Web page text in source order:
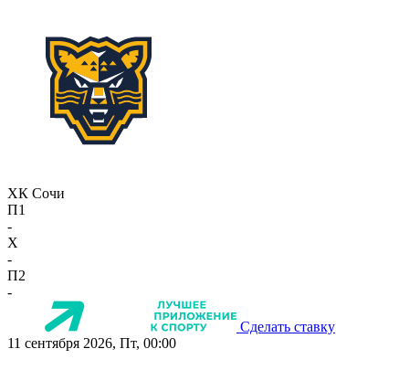
ХК Сочи
П1
-
X
-
П2
-
Сделать ставку
11 сентября 2026, Пт, 00:00